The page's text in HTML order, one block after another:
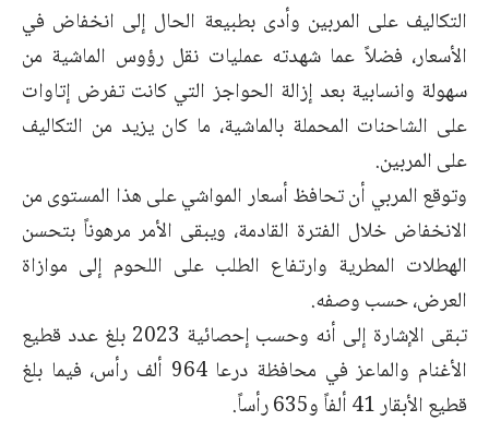
التكاليف على المربين وأدى بطبيعة الحال إلى انخفاض في
الأسعار، فضلاً عما شهدته عمليات نقل رؤوس الماشية من
سهولة وانسابية بعد إزالة الحواجز التي كانت تفرض إتاوات
على الشاحنات المحملة بالماشية، ما كان يزيد من التكاليف
على المربين.
وتوقع المربي أن تحافظ أسعار المواشي على هذا المستوى من
الانخفاض خلال الفترة القادمة، ويبقى الأمر مرهوناً بتحسن
الهطلات المطرية وارتفاع الطلب على اللحوم إلى موازاة
العرض، حسب وصفه.
تبقى الإشارة إلى أنه وحسب إحصائية 2023 بلغ عدد قطيع
الأغنام والماعز في محافظة درعا 964 ألف رأس، فيما بلغ
قطيع الأبقار 41 ألفاً و635 رأساً.